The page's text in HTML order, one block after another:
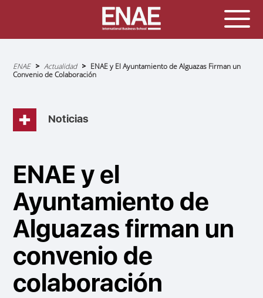
Sobrescribir
enlaces
de
navegación
ENAE Actualidad
ENAE y El Ayuntamiento de Alguazas Firman un
Convenio de Colaboración
Noticias
ENAE y el
Ayuntamiento de
Alguazas firman un
convenio de
colaboración